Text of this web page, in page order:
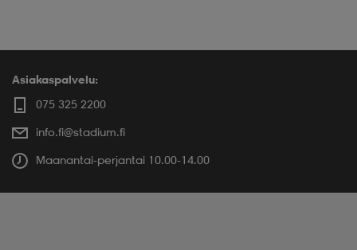
Asiakaspalvelu:
075 325 2200
info.fi@stadium.fi
Maanantai-perjantai 10.00-14.00